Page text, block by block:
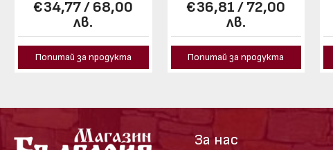
€34,77 / 68,00
лв.
Попитай за продукта
€36,81 / 72,00
лв.
Попитай за продукта
За нас